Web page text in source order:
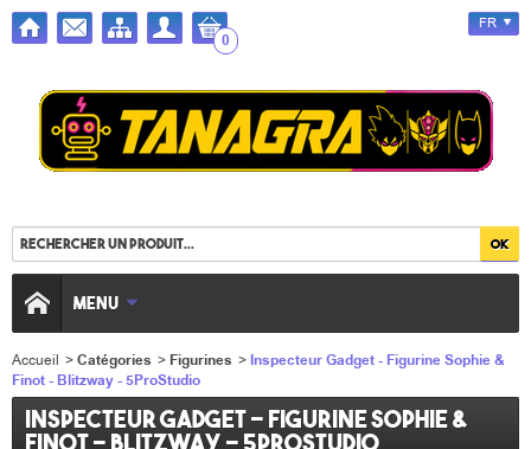
0
FR
MENU
Accueil >Catégories > Figurines >Inspecteur Gadget - Figurine Sophie &
Finot - Blitzway - 5ProStudio
Inspecteur Gadget - Figurine Sophie &
Finot - Blitzway - 5ProStudio